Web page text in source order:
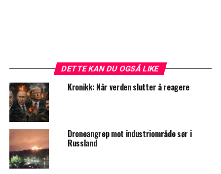
DETTE KAN DU OGSÅ LIKE
Kronikk: Når verden slutter å reagere
Droneangrep mot industriområde sør i
Russland